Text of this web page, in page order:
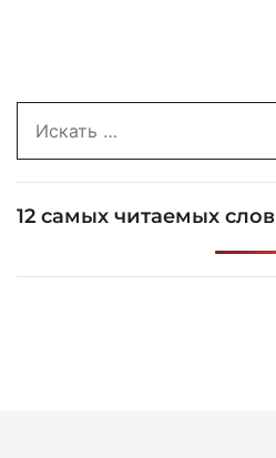
for:
12 самых читаемых слов